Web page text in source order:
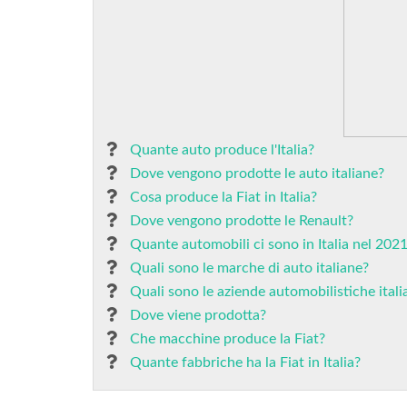
Quante auto produce l'Italia?
Dove vengono prodotte le auto italiane?
Cosa produce la Fiat in Italia?
Dove vengono prodotte le Renault?
Quante automobili ci sono in Italia nel
Quali sono le marche di auto italiane?
Quali sono le aziende automobilistiche
Dove viene prodotta?
Che macchine produce la Fiat?
Quante fabbriche ha la Fiat in Italia?